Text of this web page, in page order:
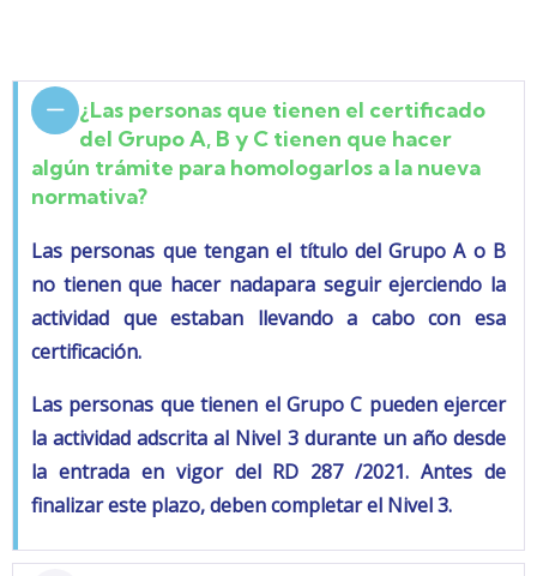
¿Las personas que tienen el certificado
del Grupo A, B y C tienen que hacer
algún trámite para homologarlos a la nueva
normativa?
Las personas que tengan el título delGrupo A o B
no tienen que hacer nadapara seguir ejerciendo la
actividad que estaban llevando a cabo con esa
certificación.
Las personas que tienen el Grupo C pueden ejercer
la actividad adscrita al Nivel 3 durante un año desde
la entrada en vigor del RD 287 /2021. Antes de
finalizar este plazo,deben completar el Nivel 3.